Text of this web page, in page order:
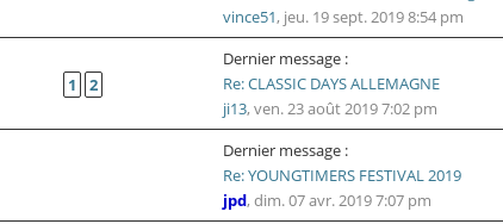
vince51, jeu. 19 sept. 2019 8:54 pm
1 2
Dernier message :
Re: CLASSIC DAYS ALLEMAGNE
ji13, ven. 23 août 2019 7:02 pm
Dernier message :
Re: YOUNGTIMERS FESTIVAL 2019
jpd, dim. 07 avr. 2019 7:07 pm